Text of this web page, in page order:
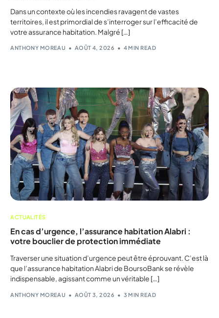
Dans un contexte où les incendies ravagent de vastes
territoires, il est primordial de s’interroger sur l’efficacité de
votre assurance habitation. Malgré […]
ANTHONY MOREAU AOÛT 4, 2026 4 MIN READ
ACTUALITÉS
En cas d’urgence, l’assurance habitation Alabri :
votre bouclier de protection immédiate
Traverser une situation d’urgence peut être éprouvant. C’est là
que l’assurance habitation Alabri de BoursoBank se révèle
indispensable, agissant comme un véritable […]
ANTHONY MOREAU AOÛT 3, 2026 3 MIN READ